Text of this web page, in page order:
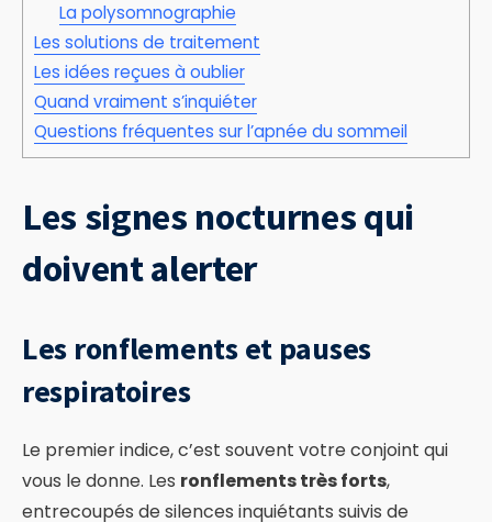
La polysomnographie
Les solutions de traitement
Les idées reçues à oublier
Quand vraiment s’inquiéter
Questions fréquentes sur l’apnée du sommeil
Les signes nocturnes qui
doivent alerter
Les ronflements et pauses
respiratoires
Le premier indice, c’est souvent votre conjoint qui
vous le donne. Les ronflements très forts,
entrecoupés de silences inquiétants suivis de